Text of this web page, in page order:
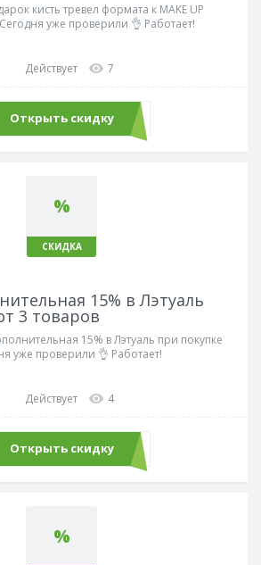
кисть тревел формата к MAKE UP
Сегодня уже проверили 👌 Работает!
Действует 7
Открыть скидку
%
СКИДКА
15% в Лэтуаль
3 товаров
15% в Лэтуаль при покупке
уже проверили 👌 Работает!
Действует 4
Открыть скидку
%